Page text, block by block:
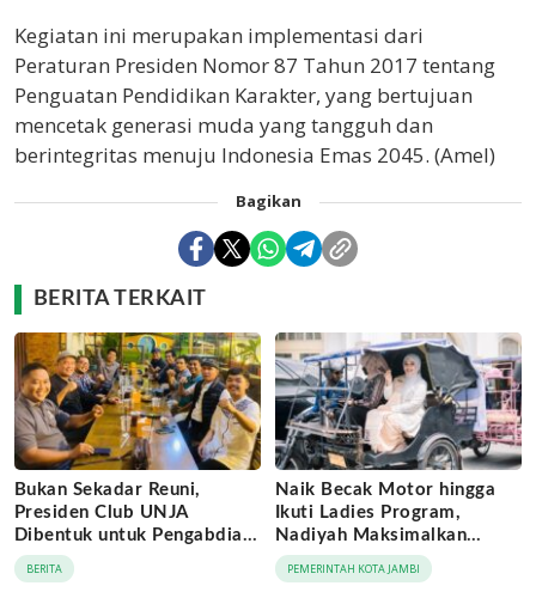
Kegiatan ini merupakan implementasi dari
Peraturan Presiden Nomor 87 Tahun 2017 tentang
Penguatan Pendidikan Karakter, yang bertujuan
mencetak generasi muda yang tangguh dan
berintegritas menuju Indonesia Emas 2045. (Amel)
Bagikan
BERITA TERKAIT
Bukan Sekadar Reuni,
Presiden Club UNJA
Dibentuk untuk Pengabdian
Lintas Generasi
BERITA
Naik Becak Motor hingga
Ikuti Ladies Program,
Nadiyah Maksimalkan
Momentum Rakernas
APEKSI di Medan
PEMERINTAH KOTA JAMBI